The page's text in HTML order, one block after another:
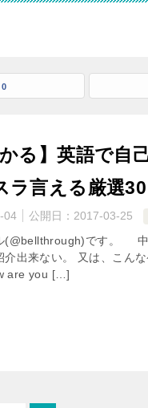
0
かる】英語で自
ラ言える厳選
04 公開日： 2017-03-25
(@bellthrough)です。 中
介出来ない。 又は、こん
are you […]